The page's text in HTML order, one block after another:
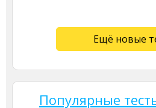
Ещё новые
Популярные